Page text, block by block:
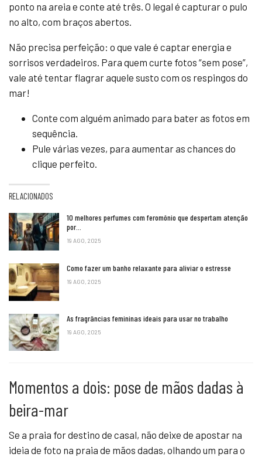
ponto na areia e conte até três. O legal é capturar o pulo
no alto, com braços abertos.
Não precisa perfeição: o que vale é captar energia e
sorrisos verdadeiros. Para quem curte fotos “sem pose”,
vale até tentar flagrar aquele susto com os respingos do
mar!
Conte com alguém animado para bater as fotos em
sequência.
Pule várias vezes, para aumentar as chances do
clique perfeito.
RELACIONADOS
10 melhores perfumes com feromônio que despertam atenção
por…
19 AGO, 2025
Como fazer um banho relaxante para aliviar o estresse
19 AGO, 2025
As fragrâncias femininas ideais para usar no trabalho
19 AGO, 2025
Momentos a dois: pose de mãos dadas à
beira-mar
Se a praia for destino de casal, não deixe de apostar na
ideia de foto na praia de mãos dadas, olhando um para o